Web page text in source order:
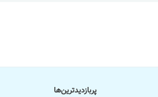
پر‌بازدید‌ترین‌ها